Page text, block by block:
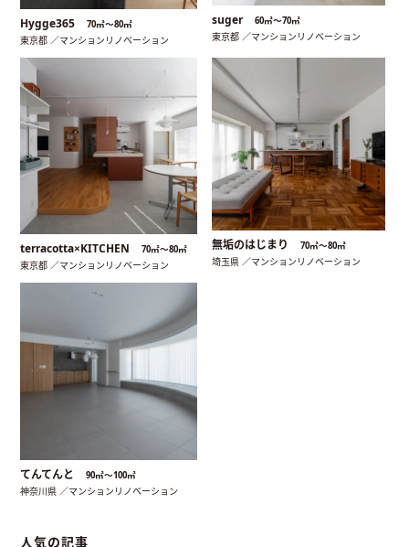
Hygge365 70㎡〜80㎡
東京都 ／マンションリノベーション
suger 60㎡〜70㎡
東京都 ／マンションリノベーション
terracotta×KITCHEN 70㎡〜80㎡
東京都 ／マンションリノベーション
無垢のはじまり 70㎡〜80㎡
埼玉県 ／マンションリノベーション
てんてんと 90㎡〜100㎡
神奈川県 ／マンションリノベーション
人気の記事